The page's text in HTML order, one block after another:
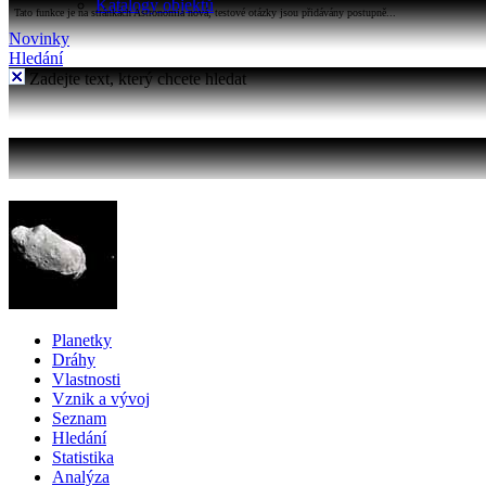
Katalogy objektů
Tato funkce je na stránkách Astronomia nová, testové otázky jsou přidávány postupně...
Novinky
Hledání
Zadejte text, který chcete hledat
Planetky
Dráhy
Vlastnosti
Vznik a vývoj
Seznam
Hledání
Statistika
Analýza